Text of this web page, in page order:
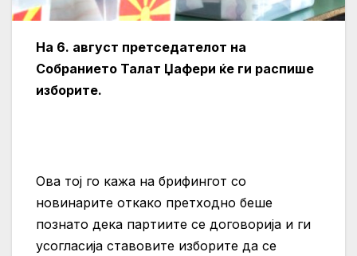
На 6. август претседателот на
Собранието Талат Џафери ќе ги распише
изборите.
Ова тој го кажа на брифингот со
новинарите откако претходно беше
познато дека партиите се договорија и ги
усогласија ставовите изборите да се